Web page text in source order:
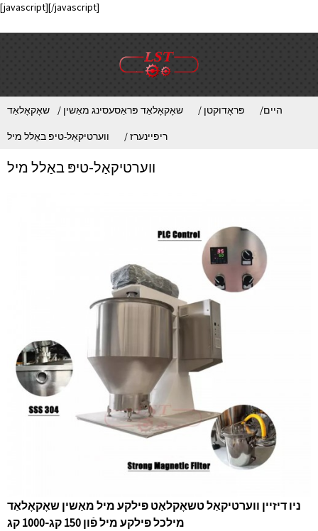
[javascript][/javascript]
היים פּראָדוקטן שאָקאָלאַד פּראַסעסינג מאַשין שאָקאָלאַד
ריפיינערז ווערטיקאַל-טיפּ באַלל מיל
ווערטיקאַל-טיפּ באַלל מיל
ניו דיזיין ווערטיקאַל טשאָקלאַט פּילקע מיל מאַשין שאָקאָלאַד
מילכל פּילקע מיל פֿון 150 קג-1000 קג